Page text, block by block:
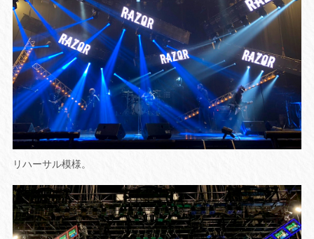
リハーサル模様。